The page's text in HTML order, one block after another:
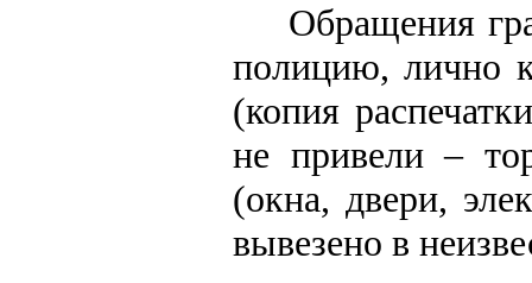
Обращения
полицию, лично
(копия
не привели –
(окна, двери,
вывезено в